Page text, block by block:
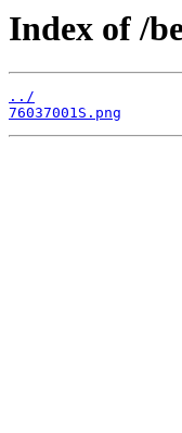
Index of /
../
76037001S.png